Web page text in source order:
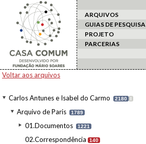
ARQUIVOS
GUIAS DE PESQUISA
PROJETO
PARCERIAS
Voltar aos arquivos
Carlos Antunes e Isabel do Carmo 2180 I
Arquivo de Paris 1789
01.Documentos 1221
02.Correspondência 140